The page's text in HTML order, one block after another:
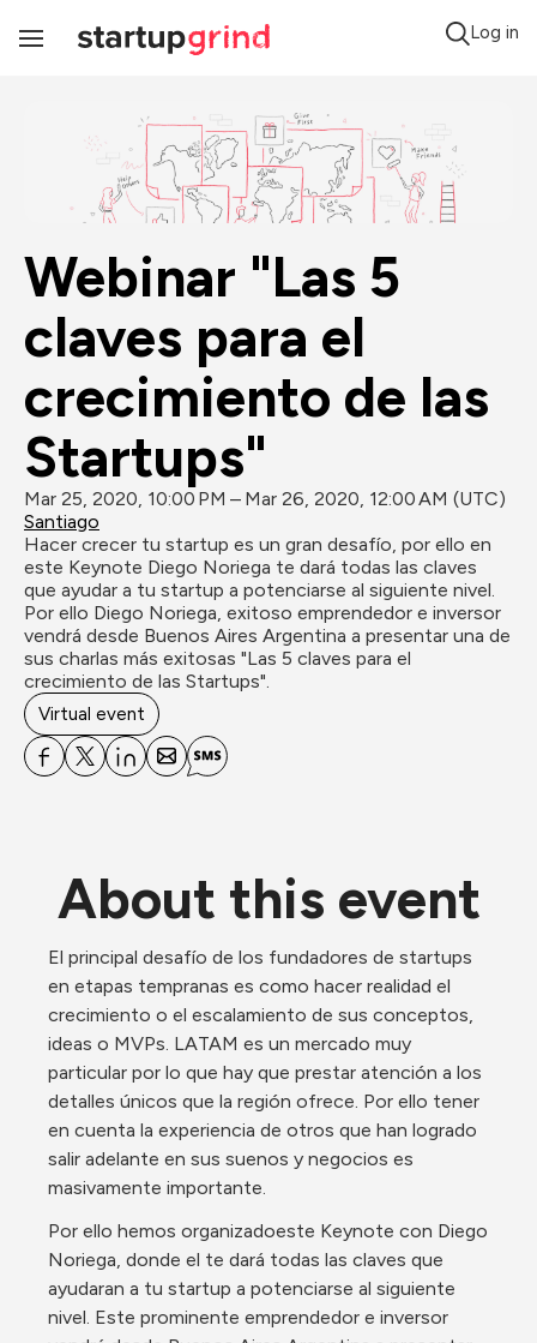
Toggle
Log in
Webinar "Las 5
claves para el
crecimiento de las
Startups"
Mar 25, 2020, 10:00 PM – Mar 26, 2020, 12:00 AM (UTC)
Santiago
Hacer crecer tu startup es un gran desafío, por ello en
este Keynote Diego Noriega te dará todas las claves
que ayudar a tu startup a potenciarse al siguiente nivel.
Por ello Diego Noriega, exitoso emprendedor e inversor
vendrá desde Buenos Aires Argentina a presentar una de
sus charlas más exitosas "Las 5 claves para el
crecimiento de las Startups".
Virtual event
About this event
El principal desafío de los fundadores de startups
en etapas tempranas es como hacer realidad el
crecimiento o el escalamiento de sus conceptos,
ideas o MVPs. LATAM es un mercado muy
particular por lo que hay que prestar atención a los
detalles únicos que la región ofrece. Por ello tener
en cuenta la experiencia de otros que han logrado
salir adelante en sus suenos y negocios es
masivamente importante.
Por ello hemos organizadoeste Keynote con Diego
Noriega, donde el te dará todas las claves que
ayudaran a tu startup a potenciarse al siguiente
nivel. Este prominente emprendedor e inversor